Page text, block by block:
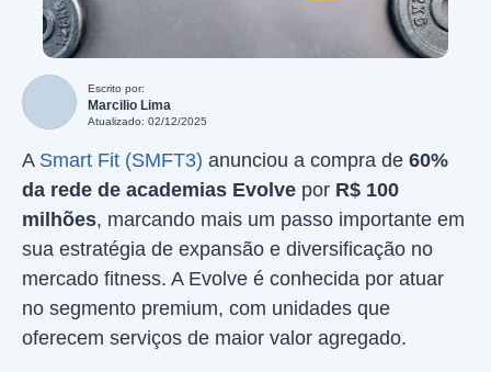
Escrito por:
Marcilio Lima
Atualizado: 02/12/2025
A Smart Fit (SMFT3) anunciou a compra de 60%
da rede de academias Evolve por R$ 100
milhões, marcando mais um passo importante em
sua estratégia de expansão e diversificação no
mercado fitness. A Evolve é conhecida por atuar
no segmento premium, com unidades que
oferecem serviços de maior valor agregado.